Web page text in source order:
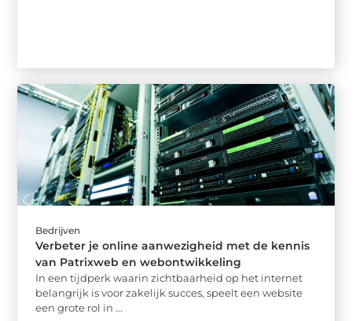
Bedrijven
Verbeter je online aanwezigheid met de kennis
van Patrixweb en webontwikkeling
In een tijdperk waarin zichtbaarheid op het internet
belangrijk is voor zakelijk succes, speelt een website
een grote rol in ...